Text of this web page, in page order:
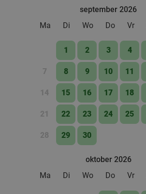
september 2026
Ma
Di Wo Do Vr
1 2 3 4
7 8 9 10 11
14 15 16 17 18
21 22 23 24 25
28 29 30
oktober 2026
Ma
Di Wo Do Vr